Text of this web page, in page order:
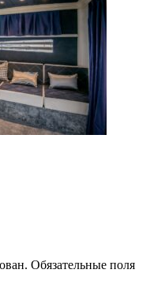
Обязательные поля